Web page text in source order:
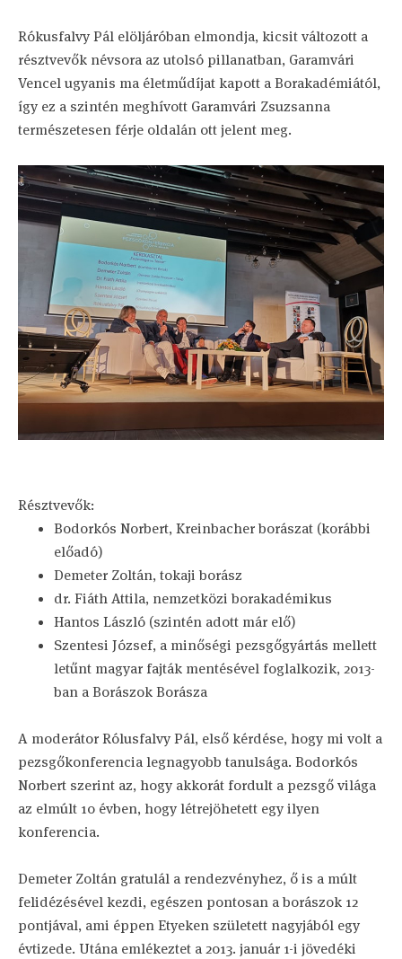
Rókusfalvy Pál elöljáróban elmondja, kicsit változott a
résztvevők névsora az utolsó pillanatban, Garamvári
Vencel ugyanis ma életműdíjat kapott a Borakadémiától,
így ez a szintén meghívott Garamvári Zsuzsanna
természetesen férje oldalán ott jelent meg.
Résztvevők:
Bodorkós Norbert, Kreinbacher borászat (korábbi
előadó)
Demeter Zoltán, tokaji borász
dr. Fiáth Attila, nemzetközi borakadémikus
Hantos László (szintén adott már elő)
Szentesi József, a minőségi pezsgőgyártás mellett
letűnt magyar fajták mentésével foglalkozik, 2013-
ban a Borászok Borásza
A moderátor Rólusfalvy Pál, első kérdése, hogy mi volt a
pezsgőkonferencia legnagyobb tanulsága. Bodorkós
Norbert szerint az, hogy akkorát fordult a pezsgő világa
az elmúlt 10 évben, hogy létrejöhetett egy ilyen
konferencia.
Demeter Zoltán gratulál a rendezvényhez, ő is a múlt
felidézésével kezdi, egészen pontosan a borászok 12
pontjával, ami éppen Etyeken született nagyjából egy
évtizede. Utána emlékeztet a 2013. január 1-i jövedéki